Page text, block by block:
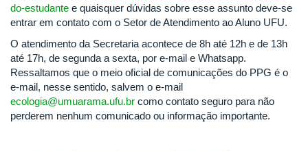
do-estudante e quaisquer dúvidas sobre esse assunto deve-se
entrar em contato com o Setor de Atendimento ao Aluno UFU.
O atendimento da Secretaria acontece de 8h até 12h e de 13h
até 17h, de segunda a sexta, por e-mail e Whatsapp.
Ressaltamos que o meio oficial de comunicações do PPG é o
e-mail, nesse sentido, salvem o e-mail
ecologia@umuarama.ufu.br como contato seguro para não
perderem nenhum comunicado ou informação importante.